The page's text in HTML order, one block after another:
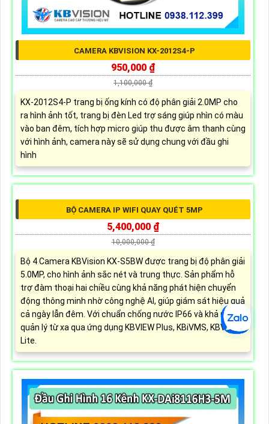
CAMERA KBVISION KX-2012S4-P
950,000 ₫
1,100,000 ₫
KX-2012S4-P trang bị ống kính có độ phân giải 2.0MP cho
ra hình ảnh tốt, trang bị đèn Led trợ sáng giúp nhìn có màu
vào ban đêm, tích hợp micro giúp thu được âm thanh cùng
với hình ảnh, camera này sẽ sử dụng chung với đầu ghi
hình
BỘ CAMERA IP WIFI QUAY QUÉT 5MP